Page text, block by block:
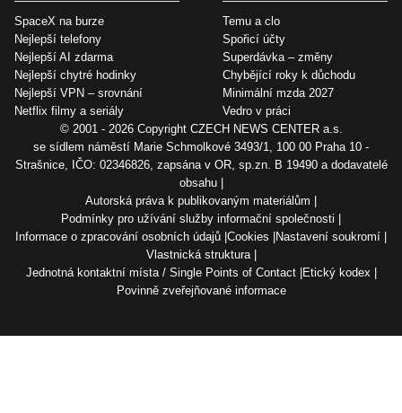
SpaceX na burze
Nejlepší telefony
Nejlepší AI zdarma
Nejlepší chytré hodinky
Nejlepší VPN – srovnání
Netflix filmy a seriály
Temu a clo
Spořicí účty
Superdávka – změny
Chybějící roky k důchodu
Minimální mzda 2027
Vedro v práci
© 2001 - 2026 Copyright CZECH NEWS CENTER a.s.
se sídlem náměstí Marie Schmolkové 3493/1, 100 00 Praha 10 -
Strašnice, IČO: 02346826, zapsána v OR, sp.zn. B 19490 a dodavatelé
obsahu
Autorská práva k publikovaným materiálům
Podmínky pro užívání služby informační společnosti
Informace o zpracování osobních údajů Cookies Nastavení soukromí
Vlastnická struktura
Jednotná kontaktní místa / Single Points of Contact Etický kodex
Povinně zveřejňované informace